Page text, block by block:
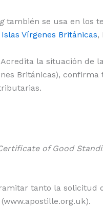
también se usa en los
Islas Vírgenes Británicas,
la situación de
Británicas),
of Good
tanto la solicitud
(www.apostille.org.uk).